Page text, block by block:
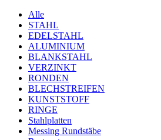
Alle
STAHL
EDELSTAHL
ALUMINIUM
BLANKSTAHL
VERZINKT
RONDEN
BLECHSTREIFEN
KUNSTSTOFF
RINGE
Stahlplatten
Messing Rundstäbe